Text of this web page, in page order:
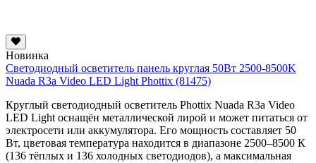
Новинка
Светодиодный осветитель панель круглая 50Вт 2500-8500K
Nuada R3a Video LED Light Phottix (81475)
Круглый светодиодный осветитель Phottix Nuada R3a Video
LED Light оснащён металлической лирой и может питаться от
электросети или аккумулятора. Его мощность составляет 50
Вт, цветовая температура находится в диапазоне 2500–8500 К
(136 тёплых и 136 холодных светодиодов), а максимальная